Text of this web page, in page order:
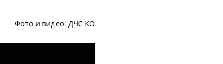
Фото и видео: ДЧС КО